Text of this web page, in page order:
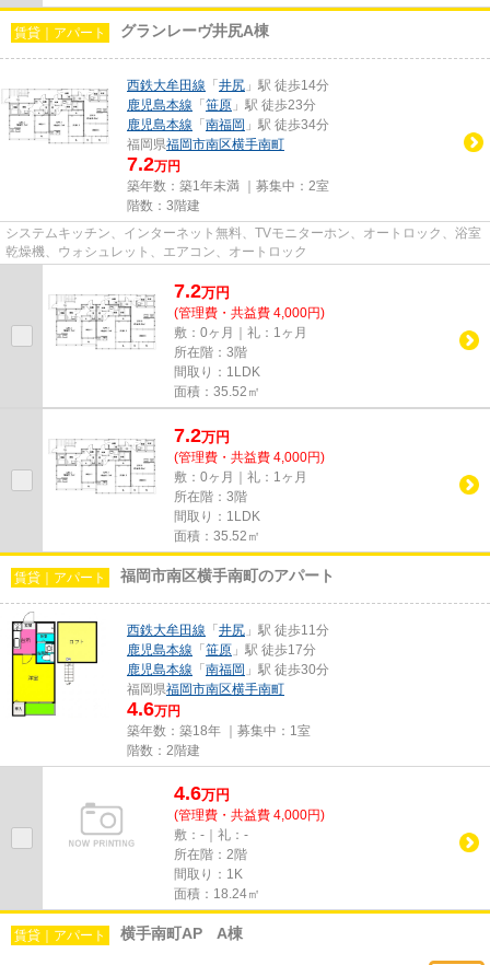
賃貸｜アパート グランレーヴ井尻A棟
西鉄大牟田線 「 井尻 」駅 徒歩14分
鹿児島本線 「 笹原 」駅 徒歩23分
鹿児島本線 「 南福岡 」駅 徒歩34分
福岡県福岡市南区横手南町
7.2万円
築年数：築1年未満 ｜募集中： 2室
階数：3階建
システムキッチン、インターネット無料、TVモニターホン、オートロック、浴室
乾燥機、ウォシュレット、エアコン、オートロック
7.2万円
(管理費・共益費 4,000円)
敷：0ヶ月｜礼：1ヶ月
所在階：3階
間取り：1LDK
面積：35.52㎡
7.2万円
(管理費・共益費 4,000円)
敷：0ヶ月｜礼：1ヶ月
所在階：3階
間取り：1LDK
面積：35.52㎡
賃貸｜アパート 福岡市南区横手南町のアパート
西鉄大牟田線 「 井尻 」駅 徒歩11分
鹿児島本線 「 笹原 」駅 徒歩17分
鹿児島本線 「 南福岡 」駅 徒歩30分
福岡県福岡市南区横手南町
4.6万円
築年数：築18年 ｜募集中： 1室
階数：2階建
4.6万円
(管理費・共益費 4,000円)
敷：-｜礼：-
所在階：2階
間取り：1K
面積：18.24㎡
賃貸｜アパート 横手南町AP A棟